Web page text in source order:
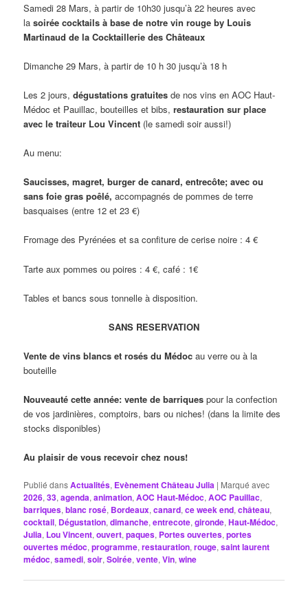
Samedi 28 Mars, à partir de 10h30 jusqu’à 22 heures avec
la soirée cocktails à base de notre vin rouge by Louis
Martinaud de la Cocktaillerie des Châteaux
Dimanche 29 Mars, à partir de 10 h 30 jusqu’à 18 h
Les 2 jours,dégustations gratuites de nos vins en AOC Haut-
Médoc et Pauillac, bouteilles et bibs,restauration sur place
avec le traiteur Lou Vincent (le samedi soir aussi!)
Au menu:
Saucisses, magret, burger de canard, entrecôte; avec ou
sans foie gras poêlé, accompagnés de pommes de terre
basquaises (entre 12 et 23 €)
Fromage des Pyrénées et sa confiture de cerise noire : 4 €
Tarte aux pommes ou poires : 4 €, café : 1€
Tables et bancs sous tonnelle à disposition.
SANS RESERVATION
Vente de vins blancs et rosés du Médocau verre ou à la
bouteille
Nouveauté cette année: vente de barriques pour la confection
de vos jardinières, comptoirs, bars ou niches! (dans la limite des
stocks disponibles)
Au plaisir de vous recevoir chez nous!
Publié dansActualités, Evènement Château Julia | Marqué avec
2026,33,agenda,animation,AOC Haut-Médoc,AOC Pauillac,
barriques,blanc rosé, Bordeaux,canard,ce week end,château,
cocktail, Dégustation,dimanche,entrecote,gironde,Haut-Médoc,
Julia, Lou Vincent,ouvert,paques, Portes ouvertes,portes
ouvertes médoc,programme,restauration,rouge,saint laurent
médoc,samedi,soir,Soirée,vente,Vin,wine